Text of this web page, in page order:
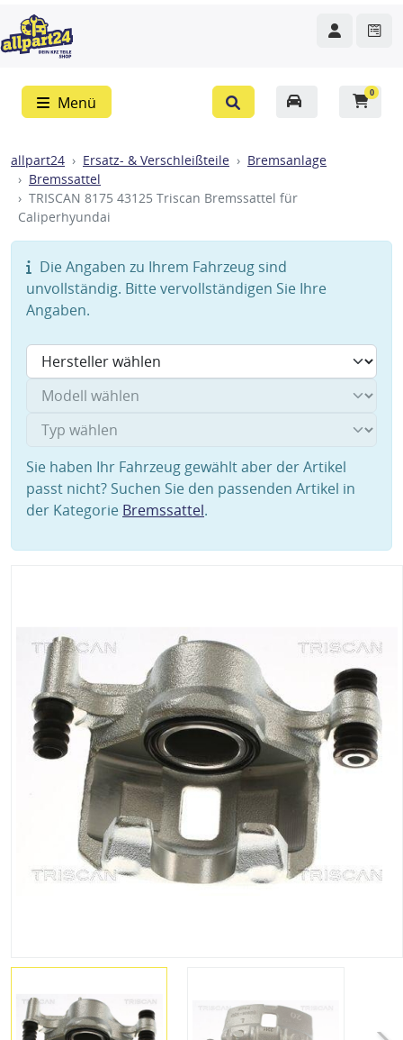
Menü
0
allpart24 Ersatz- & Verschleißteile
Bremsanlage
Bremssattel
TRISCAN 8175 43125 Triscan Bremssattel für
Caliperhyundai
Die Angaben zu Ihrem Fahrzeug sind
unvollständig. Bitte vervollständigen Sie Ihre
Angaben.
Sie haben Ihr Fahrzeug gewählt aber der Artikel
passt nicht? Suchen Sie den passenden Artikel in
der Kategorie Bremssattel.